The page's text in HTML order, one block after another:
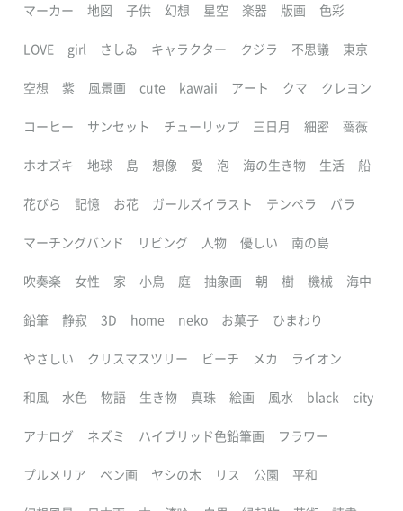
マーカー 地図 子供 幻想 星空 楽器 版画 色彩
LOVE girl さしゐ キャラクター クジラ 不思議 東京
空想 紫 風景画 cute kawaii アート クマ クレヨン
コーヒー サンセット チューリップ 三日月 細密 薔薇
ホオズキ 地球 島 想像 愛 泡 海の生き物 生活 船
花びら 記憶 お花 ガールズイラスト テンペラ バラ
マーチングバンド リビング 人物 優しい 南の島
吹奏楽 女性 家 小鳥 庭 抽象画 朝 樹 機械 海中
鉛筆 静寂 3D home neko お菓子 ひまわり
やさしい クリスマスツリー ビーチ メカ ライオン
和風 水色 物語 生き物 真珠 絵画 風水 black city
アナログ ネズミ ハイブリッド色鉛筆画 フラワー
プルメリア ペン画 ヤシの木 リス 公園 平和